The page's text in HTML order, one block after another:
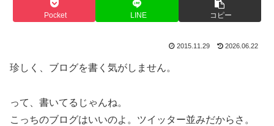
Pocket LINE コピー
2015.11.29 2026.06.22
珍しく、ブログを書く気がしません。
って、書いてるじゃんね。
こっちのブログはいいのよ。ツイッター並みだからさ。